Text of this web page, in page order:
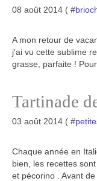
08 août 2014 ( #
A mon retour de
j'ai vu cette sublime
grasse, parfaite !
Tartinade
03 août 2014 ( #
Chaque année en
bien, les recettes
et pécorino . Avant de